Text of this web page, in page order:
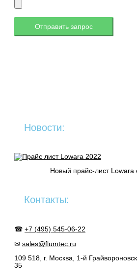
Новости:
Новый прайс-лист Lowara
Контакты:
☎+7 (495) 545-06-22
✉sales@flumtec.ru
109 518, г. Москва, 1-й
35